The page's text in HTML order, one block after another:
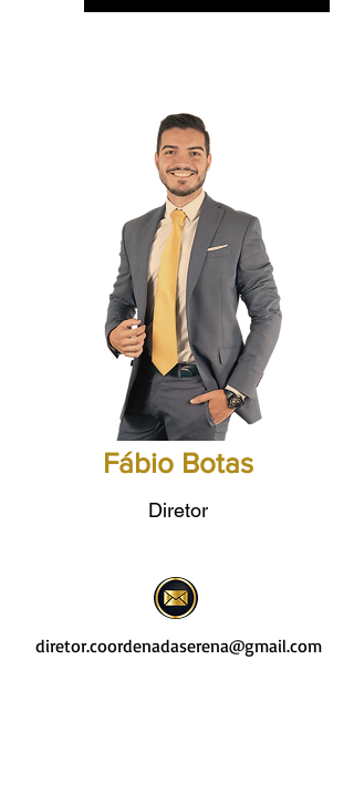
Fábio Botas
Diretor
diretor.coordenadaserena@gmail.com